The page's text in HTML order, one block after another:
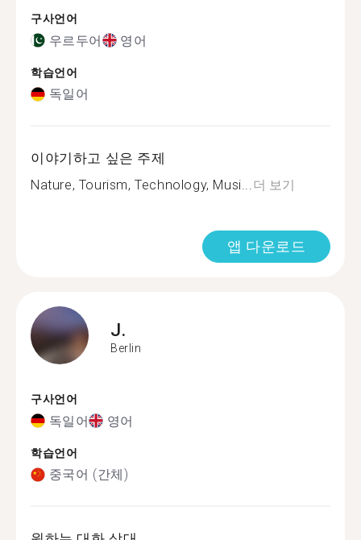
구사언어
우르두어 영어
학습언어
독일어
이야기하고 싶은 주제
Nature, Tourism, Technology, Musi...더 보기
앱 다운로드
J.
Berlin
구사언어
독일어 영어
학습언어
중국어 (간체)